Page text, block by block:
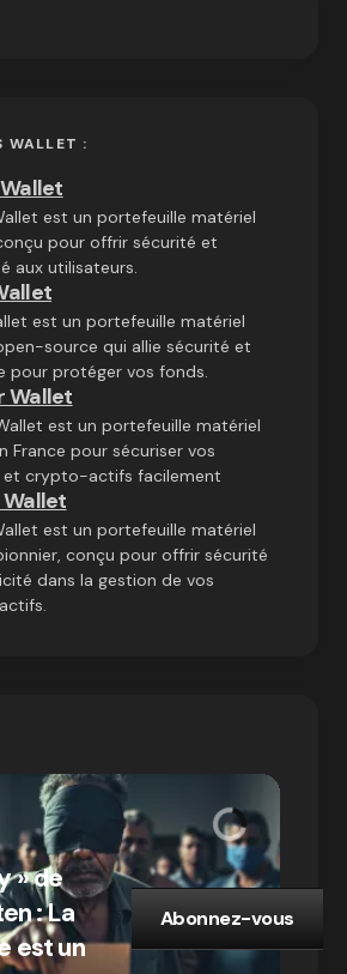
WALLET :
est un portefeuille matériel
pour offrir sécurité et
aux utilisateurs.
est un portefeuille matériel
source qui allie sécurité et
pour protéger vos fonds.
Wallet
est un portefeuille matériel
France pour sécuriser vos
et crypto-actifs facilement
est un portefeuille matériel
conçu pour offrir sécurité
dans la gestion de vos
» de
: La
est un
par Ines Aissani
Abonnez-vous